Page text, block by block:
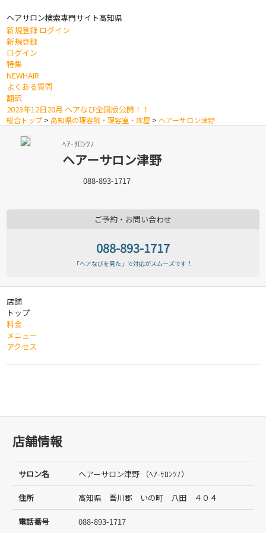
ヘアサロン検索専門サイト高知県
新規登録 ログイン
新規登録
ログイン
特集
NEWHAIR
よくある質問
翻訳
2023年12日20月 ヘアなび全国版公開！！
総合トップ >高知県の理容院・理容室・床屋 > ヘアーサロン津野
ﾍｱ-ｻﾛﾝﾂﾉ
ヘアーサロン津野
088-893-1717
ご予約・お問い合わせ
088-893-1717
「ヘアなびを見た」で対応がスムーズです！
店舗
トップ
料金
メニュー
アクセス
店舗情報
サロン名 ヘアーサロン津野 （ﾍｱ-ｻﾛﾝﾂﾉ）
住所 高知県 吾川郡 いの町 八田 ４０４
電話番号 088-893-1717